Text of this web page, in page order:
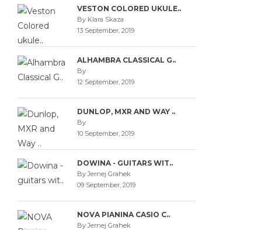
VESTON COLORED UKULE..
By Klara Skaza
13 September, 2019
ALHAMBRA CLASSICAL G..
By
12 September, 2019
DUNLOP, MXR AND WAY ..
By
10 September, 2019
DOWINA - GUITARS WIT..
By Jernej Grahek
09 September, 2019
NOVA PIANINA CASIO C..
By Jernej Grahek